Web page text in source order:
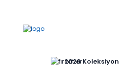
2026 Koleksiyon